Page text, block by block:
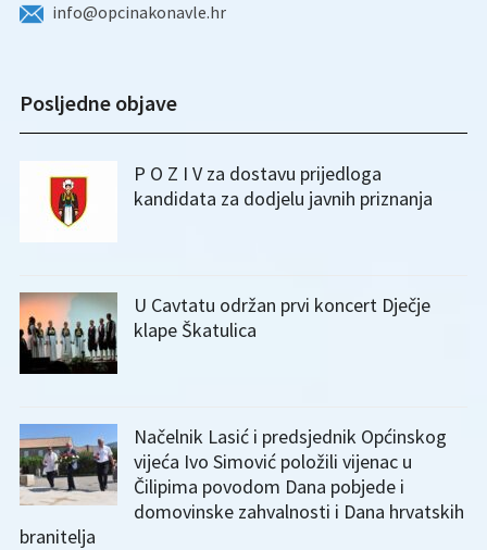
info@opcinakonavle.hr
Posljedne objave
P O Z I V za dostavu prijedloga
kandidata za dodjelu javnih priznanja
U Cavtatu održan prvi koncert Dječje
klape Škatulica
Načelnik Lasić i predsjednik Općinskog
vijeća Ivo Simović položili vijenac u
Čilipima povodom Dana pobjede i
domovinske zahvalnosti i Dana hrvatskih
branitelja